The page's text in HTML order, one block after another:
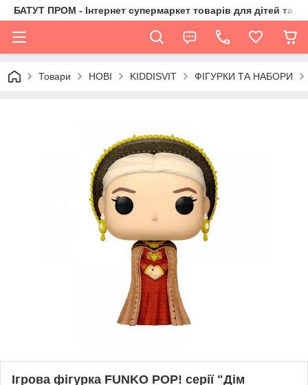
БАТУТ ПРОМ - Інтернет супермаркет товарів для дітей та їх
Товари НОВІ KIDDISVIT ФІГУРКИ ТА НАБОРИ
Ігрова фігурка FUNKO POP! серії "Дім